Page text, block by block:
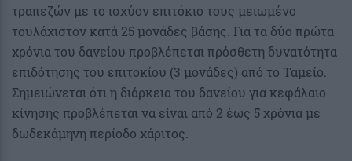
τραπεζών με το ισχύον επιτόκιο τους μειωμένο
τουλάχιστον κατά 25 μονάδες βάσης. Για τα δύο πρώτα
χρόνια του δανείου προβλέπεται πρόσθετη δυνατότητα
επιδότησης του επιτοκίου (3 μονάδες) από το Ταμείο.
Σημειώνεται ότι η διάρκεια του δανείου για κεφάλαιο
κίνησης προβλέπεται να είναι από 2 έως 5 χρόνια με
δωδεκάμηνη περίοδο χάριτος.